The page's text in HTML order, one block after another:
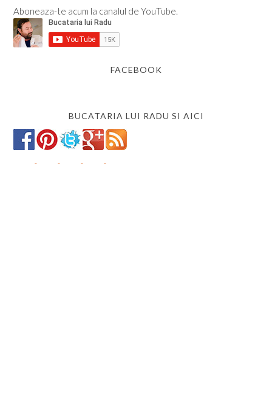
Aboneaza-te acum la canalul de YouTube.
FACEBOOK
BUCATARIA LUI RADU SI AICI